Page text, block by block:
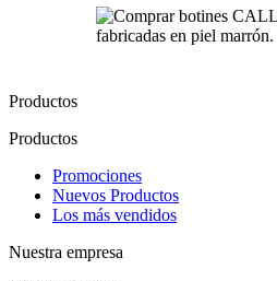
Productos
Productos
Promociones
Nuevos Productos
Los más vendidos
Nuestra empresa